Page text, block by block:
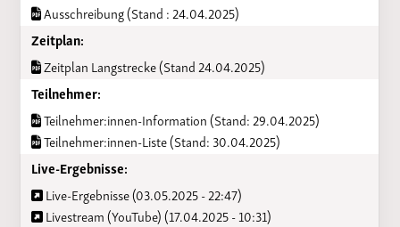
Ausschreibung (Stand : 24.04.2025)
Zeitplan:
Zeitplan Langstrecke (Stand 24.04.2025)
Teilnehmer:
Teilnehmer:innen-Information (Stand: 29.04.2025)
Teilnehmer:innen-Liste (Stand: 30.04.2025)
Live-Ergebnisse:
Live-Ergebnisse (03.05.2025 - 22:47)
Livestream (YouTube) (17.04.2025 - 10:31)